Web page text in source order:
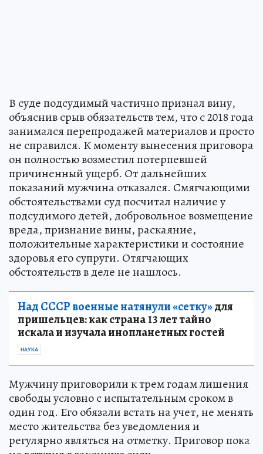
В суде подсудимый частично признал вину,
объяснив срыв обязательств тем, что с 2018 года
занимался перепродажей материалов и просто
не справился. К моменту вынесения приговора
он полностью возместил потерпевшей
причиненный ущерб. От дальнейших
показаний мужчина отказался. Смягчающими
обстоятельствами суд посчитал наличие у
подсудимого детей, добровольное возмещение
вреда, признание вины, раскаяние,
положительные характеристики и состояние
здоровья его супруги. Отягчающих
обстоятельств в деле не нашлось.
Над СССР военные натянули «сетку»для
пришельцев: как страна 13 лет тайно
искала и изучала инопланетных гостей
НАУКА
Мужчину приговорили к трем годам лишения
свободы условно с испытательным сроком в
один год. Его обязали встать на учет, не менять
место жительства без уведомления и
регулярно являться на отметку. Приговор пока